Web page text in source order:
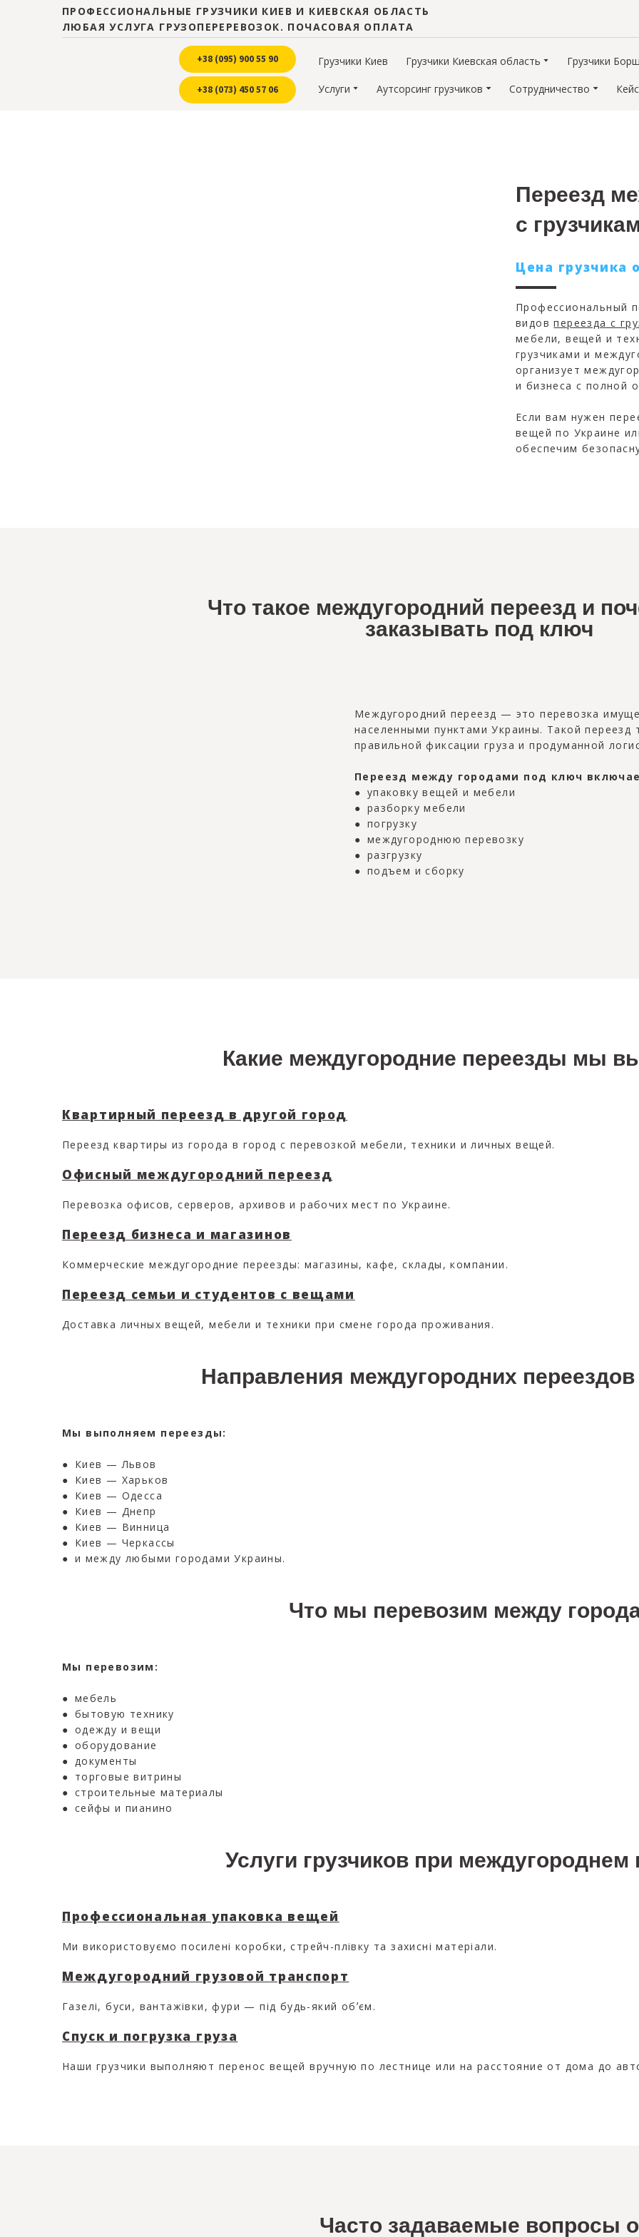
ПРОФЕССИОНАЛЬНЫЕ ГРУЗЧИКИ КИЕВ И КИЕВСКАЯ ОБЛАСТЬ
ЛЮБАЯ УСЛУГА ГРУЗОПЕРЕРЕВОЗОК. ПОЧАСОВАЯ ОПЛАТА
+38 (095) 900 55 90
+38 (073) 450 57 06
Грузчики Киев Грузчики Киевская область Грузчики
Услуги Аутсорсинг грузчиков Сотрудничество
Переезд
с
Цена грузчика
Профессиональный
видовпереезда с
мебели, вещей и
грузчиками и
организует
и бизнеса с полной
Если вам нужен
вещей по Украине
обеспечим
Что такое междугородний переезд и
заказывать под ключ
Междугородний переезд — это перевозка
населенными пунктами Украины. Такой переезд
правильной фиксации груза и продуманной
Переезд между городами под ключ
● упаковку вещей и мебели
● разборку мебели
● погрузку
● междугороднюю перевозку
● разгрузку
● подъем и сборку
Какие междугородние переезды мы
Квартирный переезд в другой город
Переезд квартиры из города в город с перевозкой мебели, техники и личных вещей.
Офисный междугородний переезд
Перевозка офисов, серверов, архивов и рабочих мест по Украине.
Переезд бизнеса и магазинов
Коммерческие междугородние переезды: магазины, кафе, склады, компании.
Переезд семьи и студентов с вещами
Доставка личных вещей, мебели и техники при смене города проживания.
Направления междугородних переездов
Мы выполняем переезды:
● Киев — Львов
● Киев — Харьков
● Киев — Одесса
● Киев — Днепр
● Киев — Винница
● Киев — Черкассы
● и между любыми городами Украины.
Что мы перевозим между
Мы перевозим:
● мебель
● бытовую технику
● одежду и вещи
● оборудование
● документы
● торговые витрины
● строительные материалы
● сейфы и пианино
Услуги грузчиков при междугороднем
Профессиональная упаковка вещей
Ми використовуємо посилені коробки, стрейч-плівку та захисні матеріали.
Междугородний грузовой транспорт
Газелі, буси, вантажівки, фури — під будь-який обʼєм.
Спуск и погрузка груза
Наши грузчики выполняют перенос вещей вручную по лестнице или на расстояние от дома до
Часто задаваемые вопросы о